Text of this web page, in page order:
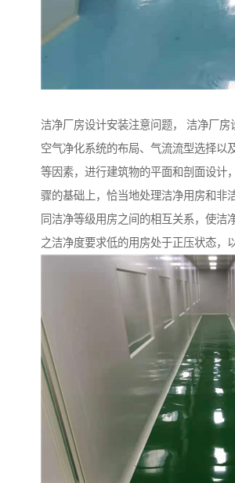
洁净厂房设计安装注意问题， 洁净厂房
空气净化系统的布局、气流流型选择以
等因素，进行建筑物的平面和剖面设计
骤的基础上，恰当地处理洁净用房和非
同洁净等级用房之间的相互关系，使洁
之洁净度要求低的用房处于正压状态，